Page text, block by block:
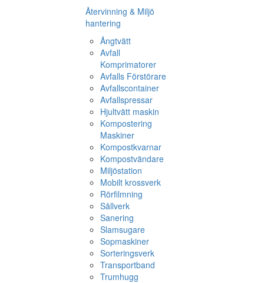
Återvinning & Miljö
hantering
Ångtvätt
Avfall
Komprimatorer
Avfalls Förstörare
Avfallscontainer
Avfallspressar
Hjultvätt maskin
Kompostering
Maskiner
Kompostkvarnar
Kompostvändare
Miljöstation
Mobilt krossverk
Rörfilmning
Sållverk
Sanering
Slamsugare
Sopmaskiner
Sorteringsverk
Transportband
Trumhugg